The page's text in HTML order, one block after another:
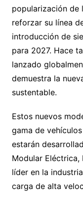
popularización de
reforzar su línea
introducción de
para 2027. Hace
lanzado
demuestra la
sustentable.
Estos nuevos
gama de
estarán
Modular
líder en la
carga de alta